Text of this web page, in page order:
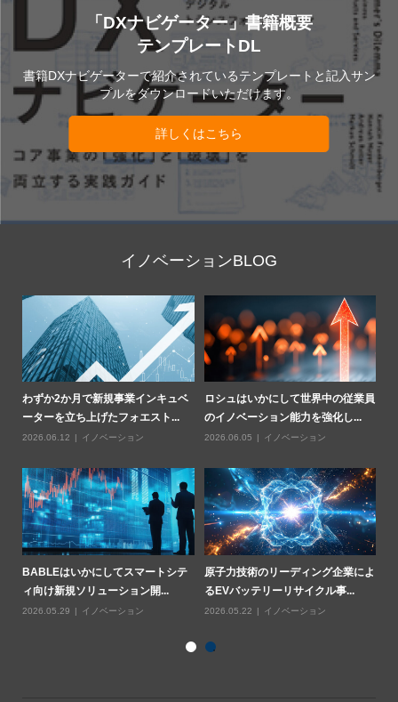
「DXナビゲーター」書籍概要
テンプレートDL
書籍DXナビゲーターで紹介されているテンプレートと記入サン
プルをダウンロードいただけます。
詳しくはこちら
イノベーションBLOG
わずか2か月で新規事業インキュベ
ーターを立ち上げたフォエスト...
2026.06.12 イノベーション
ロシュはいかにして世界中の従業員
のイノベーション能力を強化し...
2026.06.05 イノベーション
BABLEはいかにしてスマートシテ
ィ向け新規ソリューション開...
2026.05.29 イノベーション
原子力技術のリーディング企業によ
るEVバッテリーリサイクル事...
2026.05.22 イノベーション